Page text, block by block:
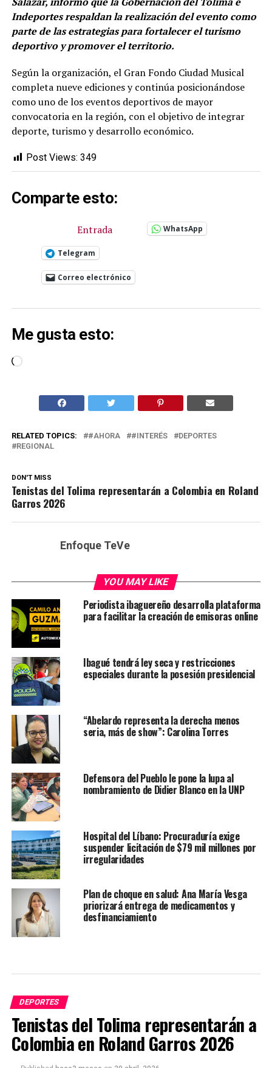
Indeportes respaldan la realización del evento como
parte de las estrategias para fortalecer el turismo
deportivo y promover el territorio.
Según la organización, el Gran Fondo Ciudad Musical
completa nueve ediciones y continúa posicionándose
como uno de los eventos deportivos de mayor
convocatoria en la región, con el objetivo de integrar
deporte, turismo y desarrollo económico.
Post Views: 349
Comparte esto:
Entrada WhatsApp
Telegram
Correo electrónico
Me gusta esto:
Cargando...
RELATED TOPICS: #AHORA #INTERÉS
DEPORTES
REGIONAL
DON'T MISS
Tenistas del Tolima representarán a Colombia en Roland
Garros 2026
Enfoque TeVe
YOU MAY LIKE
Periodista ibaguereño desarrolla plataforma
para facilitar la creación de emisoras online
Ibagué tendrá ley seca y restricciones
especiales durante la posesión presidencial
“Abelardo representa la derecha menos
seria, más de show”: Carolina Torres
Defensora del Pueblo le pone la lupa al
nombramiento de Didier Blanco en la UNP
Hospital del Líbano: Procuraduría exige
suspender licitación de $79 mil millones por
irregularidades
Plan de choque en salud: Ana María Vesga
priorizará entrega de medicamentos y
desfinanciamiento
DEPORTES
Tenistas del Tolima representarán a
Colombia en Roland Garros 2026